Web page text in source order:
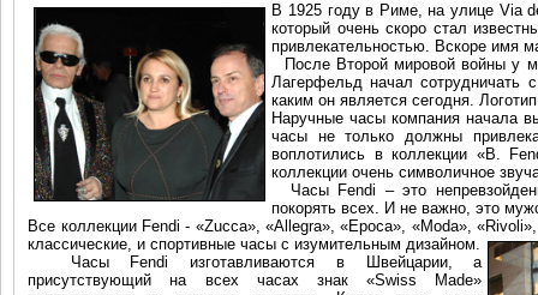
В 1925 году в Риме, на улице Via
который очень скоро стал
привлекательностью. Вскоре имя
После Второй мировой войны у
Лагерфельд начал сотрудничать
каким он является сегодня.
Наручные часы компания начала
часы не только должны
воплотились в коллекции «B.
коллекции очень символичное
Часы Fendi – это
покорять всех. И не важно, это
Все коллекции Fendi - «Zucca», «Allegra», «Epoca», «Moda»,
классические, и спортивные часы с изумительным дизайном.
Часы Fendi изготавливаются в Швейцарии, а
присутствующий на всех часах знак «Swiss Made»